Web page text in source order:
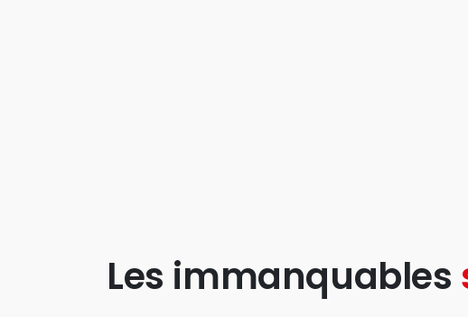
Les immanquables